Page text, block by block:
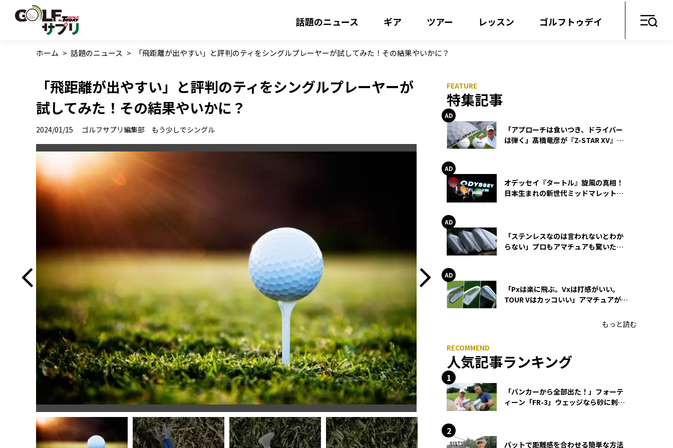
話題のニュース ギア ツアー レッスン ゴルフトゥデイ
ホーム > 話題のニュース > 「飛距離が出やすい」と評判のティをシングルプレーヤーが試してみた！その結果やいかに？
「飛距離が出やすい」と評判のティをシングルプレーヤーが
試してみた！その結果やいかに？
2024/01/15 ゴルフサプリ編集部 もう少しでシングル
特集記事
「アプローチは食いつき、ドライバー
は弾く」髙橋竜彦が『Z-STAR XV』を
オデッセイ『タートル』旋風の真相！
日本生まれの新世代ミッドマレットが
「ステンレスなのは言われないとわか
らない」プロもアマチュアも驚いた
「Pxは楽に飛ぶ。Vxは打感がいい。
TOUR Vはカッコいい」アマチュアが選
もっと読む
人気記事ランキング
「バンカーから全部出た！」フォーテ
ィーン「FR-3」ウェッジなら砂に刺さ
パットで距離感を合わせる簡単な方法